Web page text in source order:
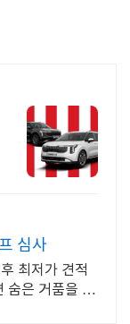
심사
최저가 견적
숨은 거품을 싹